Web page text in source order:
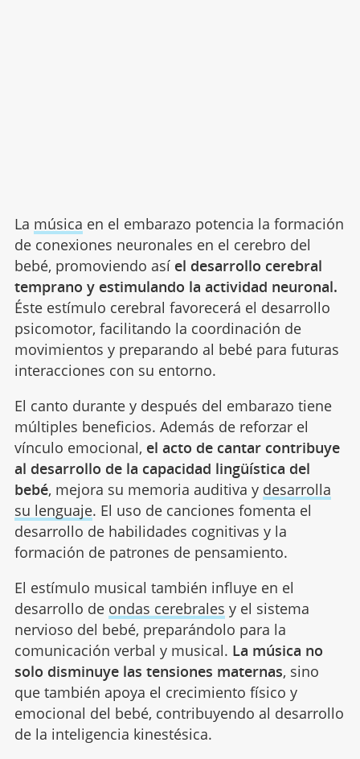
La música en el embarazo potencia la formación
de conexiones neuronales en el cerebro del
bebé, promoviendo así el desarrollo cerebral
temprano y estimulando la actividad neuronal.
Éste estímulo cerebral favorecerá el desarrollo
psicomotor, facilitando la coordinación de
movimientos y preparando al bebé para futuras
interacciones con su entorno.
El canto durante y después del embarazo tiene
múltiples beneficios. Además de reforzar el
vínculo emocional, el acto de cantar contribuye
al desarrollo de la capacidad lingüística del
bebé, mejora su memoria auditiva y desarrolla
su lenguaje. El uso de canciones fomenta el
desarrollo de habilidades cognitivas y la
formación de patrones de pensamiento.
El estímulo musical también influye en el
desarrollo de ondas cerebrales y el sistema
nervioso del bebé, preparándolo para la
comunicación verbal y musical. La música no
solo disminuye las tensiones maternas, sino
que también apoya el crecimiento físico y
emocional del bebé, contribuyendo al desarrollo
de la inteligencia kinestésica.